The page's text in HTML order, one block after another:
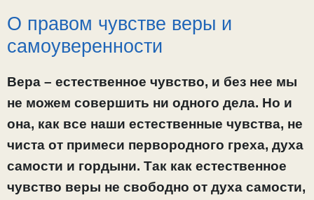
О правом чувстве веры и
самоуверенности
Вера – естественное чувство, и без нее мы
не можем совершить ни одного дела. Но и
она, как все наши естественные чувства, не
чиста от примеси первородного греха, духа
самости и гордыни. Так как естественное
чувство веры не свободно от духа самости,